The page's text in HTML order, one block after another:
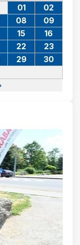
01
02
08
09
15
16
22
23
29
30